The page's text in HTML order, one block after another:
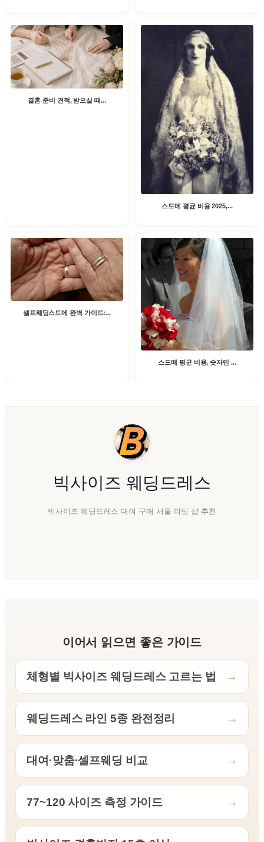
결혼 준비 견적, 받으실 때...
스드메 평균 비용 2025,...
셀프웨딩스드메 완벽 가이드:...
스드메 평균 비용, 숫자만 ...
빅사이즈 웨딩드레스
빅사이즈 웨딩드레스 대여 구매 서울 피팅 샵 추천
이어서 읽으면 좋은 가이드
체형별 빅사이즈 웨딩드레스 고르는 법 →
웨딩드레스 라인 5종 완전정리 →
대여·맞춤·셀프웨딩 비교 →
77~120 사이즈 측정 가이드 →